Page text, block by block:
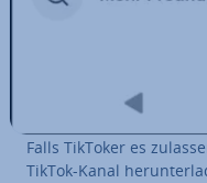
Falls TikToker es
TikTok-Kanal